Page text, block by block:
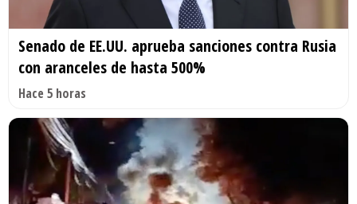
Senado de EE.UU. aprueba sanciones contra Rusia
con aranceles de hasta 500%
Hace 5 horas